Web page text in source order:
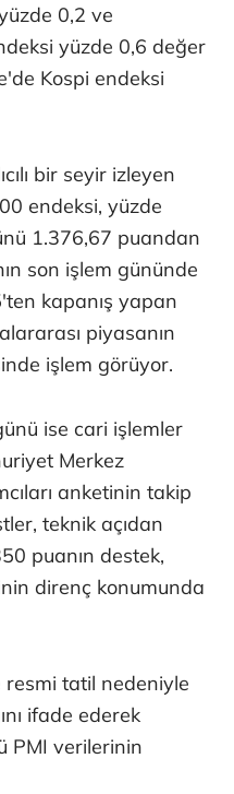
0,2 ve
yüzde 0,6 değer
Kospi endeksi
bir seyir izleyen
endeksi, yüzde
1.376,67 puandan
son işlem gününde
kapanış yapan
piyasanın
işlem görüyor.
ise cari işlemler
Merkez
anketinin takip
teknik açıdan
puanın destek,
direnç konumunda
tatil nedeniyle
ifade ederek
PMI verilerinin